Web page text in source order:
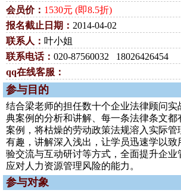
会员价： 1530元 (即8.5折)
报名截止日期： 2014-04-02
联系人： 叶小姐
联系电话： 020-87560032 18026426454
qq在线客服：
参与目的
结合梁老师的担任数十个企业法律顾问实
典案例的分析和讲解、每一条法律条文都
案例，将枯燥的劳动政策法规溶入实际管
有趣，讲解深入浅出，让学员迅速学以致
验交流与互动研讨等方式，全面提升企业
应对人力资源管理风险的能力。
参与对象